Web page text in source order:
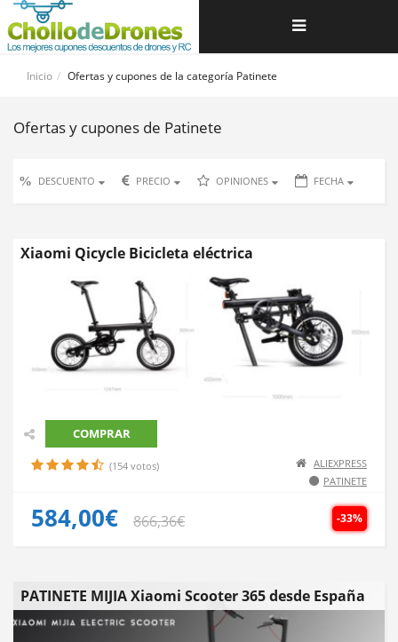
Navegación
Inicio Ofertas y cupones de la categoría Patinete
Ofertas y cupones de Patinete
% DESCUENTO PRECIO OPINIONES FECHA
Xiaomi Qicycle Bicicleta eléctrica
COMPRAR
(154 votos)
ALIEXPRESS
PATINETE
-33%
584,00€ 866,36€
PATINETE MIJIA Xiaomi Scooter 365 desde España